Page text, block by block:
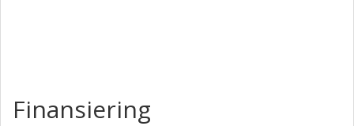
Finansiering